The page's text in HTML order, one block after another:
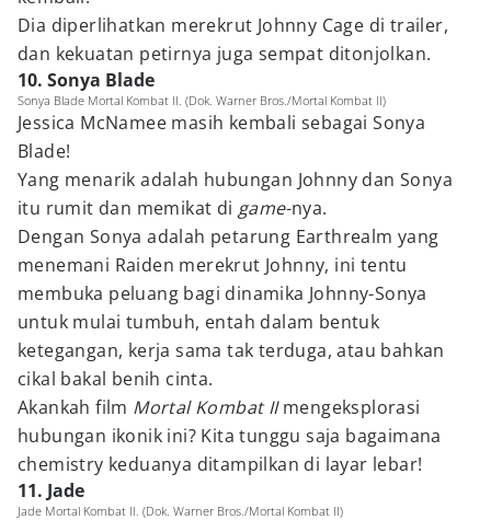
Dia diperlihatkan merekrut Johnny Cage di trailer,
dan kekuatan petirnya juga sempat ditonjolkan.
10. Sonya Blade
Sonya Blade Mortal Kombat II. (Dok. Warner Bros./Mortal Kombat II)
Jessica McNamee masih kembali sebagai Sonya
Blade!
Yang menarik adalah hubungan Johnny dan Sonya
itu rumit dan memikat di game-nya.
Dengan Sonya adalah petarung Earthrealm yang
menemani Raiden merekrut Johnny, ini tentu
membuka peluang bagi dinamika Johnny-Sonya
untuk mulai tumbuh, entah dalam bentuk
ketegangan, kerja sama tak terduga, atau bahkan
cikal bakal benih cinta.
Akankah film Mortal Kombat IImengeksplorasi
hubungan ikonik ini? Kita tunggu saja bagaimana
chemistry keduanya ditampilkan di layar lebar!
11. Jade
Jade Mortal Kombat II. (Dok. Warner Bros./Mortal Kombat II)